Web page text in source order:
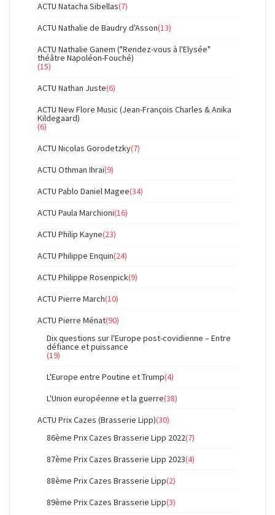
ACTU Natacha Sibellas(7)
ACTU Nathalie de Baudry d'Asson(13)
ACTU Nathalie Ganem ("Rendez-vous à l'Elysée"
théâtre Napoléon-Fouché)
(15)
ACTU Nathan Juste(6)
ACTU New Flore Music (Jean-François Charles & Anika
Kildegaard)
(6)
ACTU Nicolas Gorodetzky(7)
ACTU Othman Ihraï(9)
ACTU Pablo Daniel Magee(34)
ACTU Paula Marchioni(16)
ACTU Philip Kayne(23)
ACTU Philippe Enquin(24)
ACTU Philippe Rosenpick(9)
ACTU Pierre March(10)
ACTU Pierre Ménat(90)
Dix questions sur l'Europe post-covidienne – Entre
défiance et puissance
(19)
L'Europe entre Poutine et Trump(4)
L'Union européenne et la guerre(38)
ACTU Prix Cazes (Brasserie Lipp)(30)
86ème Prix Cazes Brasserie Lipp 2022(7)
87ème Prix Cazes Brasserie Lipp 2023(4)
88ème Prix Cazes Brasserie Lipp(2)
89ème Prix Cazes Brasserie Lipp(3)